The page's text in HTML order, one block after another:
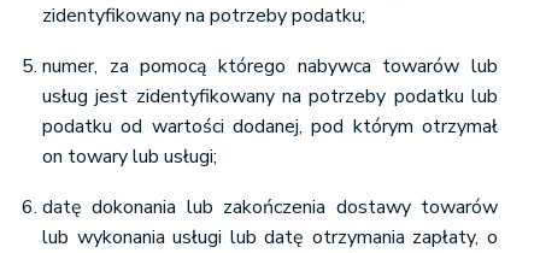
zidentyfikowany na potrzeby podatku;
numer, za pomocą którego nabywca towarów lub
usług jest zidentyfikowany na potrzeby podatku lub
podatku od wartości dodanej, pod którym otrzymał
on towary lub usługi;
datę dokonania lub zakończenia dostawy towarów
lub wykonania usługi lub datę otrzymania zapłaty, o